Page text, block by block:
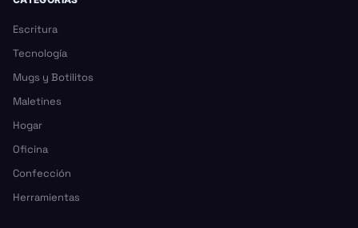
Escritura
Tecnología
Mugs y Botilitos
Maletines
Hogar
Oficina
Confección
Herramientas